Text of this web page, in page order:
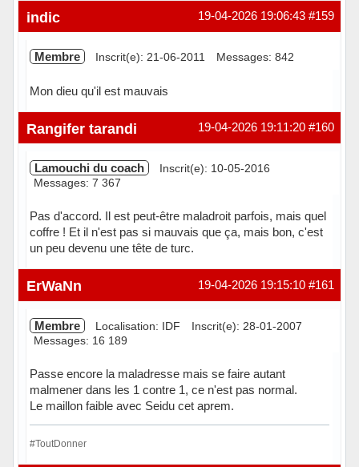
#159
19-04-2026 19:06:43
indic
Membre Inscrit(e): 21-06-2011 Messages: 842
Mon dieu qu'il est mauvais
Hors ligne #160
19-04-2026 19:11:20
Rangifer tarandi
Lamouchi du coach
Inscrit(e): 10-05-2016
Messages: 7 367
Pas d'accord. Il est peut-être maladroit parfois, mais quel
coffre ! Et il n'est pas si mauvais que ça, mais bon, c'est
un peu devenu une tête de turc.
En ligne #161
19-04-2026 19:15:10
ErWaNn
Membre Localisation: IDF
Inscrit(e): 28-01-2007
Messages: 16 189
Passe encore la maladresse mais se faire autant
malmener dans les 1 contre 1, ce n'est pas normal.
Le maillon faible avec Seidu cet aprem.
#ToutDonner